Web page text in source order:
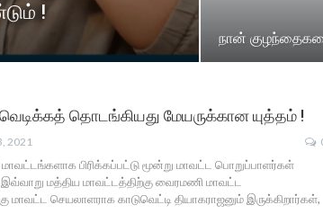
!
நான்
வெடிக்கத் தொடங்கியது மேயருக்கான யுத்தம் !
2021
மாவட்டங்களாக பிரிக்கப்பட்டு மூன்று மாவட்ட பொறுப்பாளர்கள்
மத்திய மாவட்டத்திற்கு வைரமணி மாவட்ட
மாவட்ட செயலாளராக காடுவெட்டி தியாகராஜனும் இருக்கிறார்கள்,